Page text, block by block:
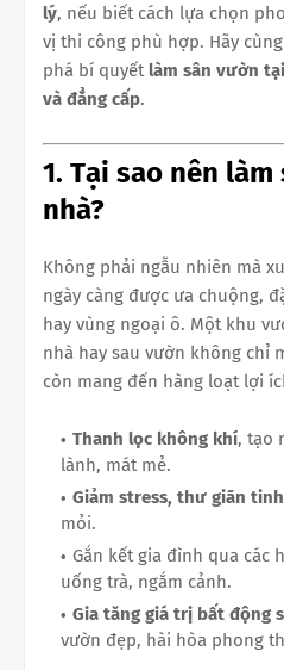
lý, nếu biết cách lựa chọn
vị thi công phù hợp. Hãy cùng
phá bí quyết làm sân vườn
và đẳng cấp.
1. Tại sao nên
nhà?
Không phải ngẫu nhiên mà
ngày càng được ưa chuộng,
hay vùng ngoại ô. Một khu
nhà hay sau vườn không chỉ
còn mang đến hàng loạt lợi
Thanh lọc không khí, tạo
lành, mát mẻ.
Giảm stress, thư giãn
mỏi.
Gắn kết gia đình qua các
uống trà, ngắm cảnh.
Gia tăng giá trị bất động
vườn đẹp, hài hòa phong